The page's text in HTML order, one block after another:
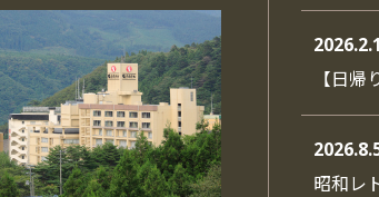
【日
昭和レ